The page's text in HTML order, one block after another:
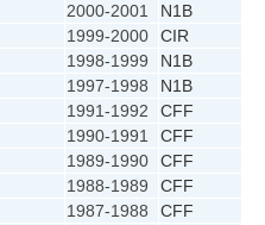
2000-2001
N1B
1999-2000
CIR
1998-1999
N1B
1997-1998
N1B
1991-1992
CFF
1990-1991
CFF
1989-1990
CFF
1988-1989
CFF
1987-1988
CFF